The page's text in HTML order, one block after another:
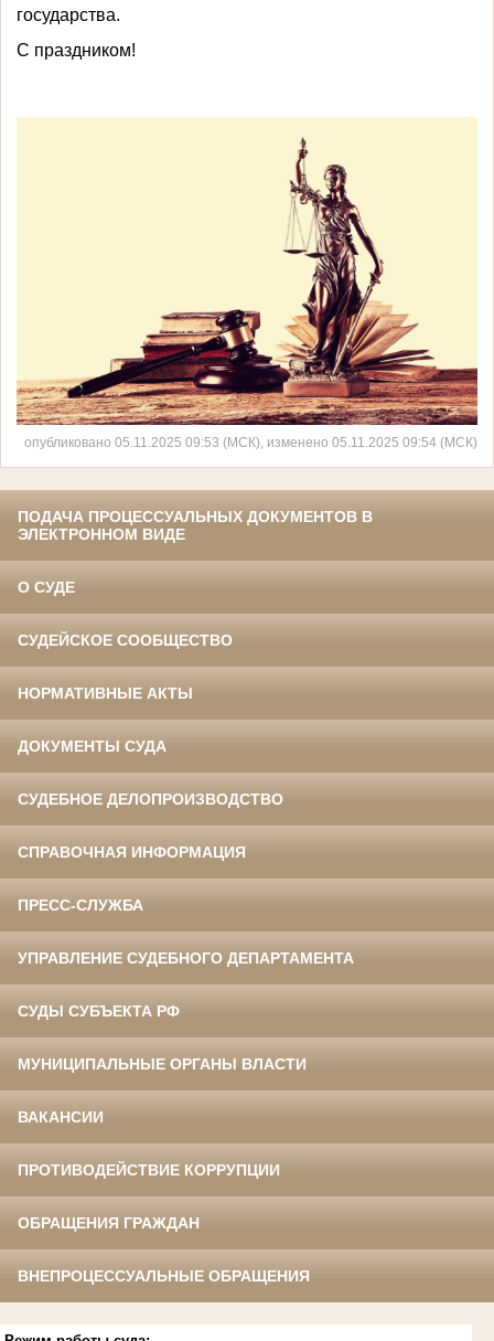
государства.
С праздником!
опубликовано 05.11.2025 09:53 (МСК), изменено 05.11.2025 09:54 (МСК)
ПОДАЧА ПРОЦЕССУАЛЬНЫХ ДОКУМЕНТОВ В
ЭЛЕКТРОННОМ ВИДЕ
О СУДЕ
СУДЕЙСКОЕ СООБЩЕСТВО
НОРМАТИВНЫЕ АКТЫ
ДОКУМЕНТЫ СУДА
СУДЕБНОЕ ДЕЛОПРОИЗВОДСТВО
СПРАВОЧНАЯ ИНФОРМАЦИЯ
ПРЕСС-СЛУЖБА
УПРАВЛЕНИЕ СУДЕБНОГО ДЕПАРТАМЕНТА
СУДЫ СУБЪЕКТА РФ
МУНИЦИПАЛЬНЫЕ ОРГАНЫ ВЛАСТИ
ВАКАНСИИ
ПРОТИВОДЕЙСТВИЕ КОРРУПЦИИ
ОБРАЩЕНИЯ ГРАЖДАН
ВНЕПРОЦЕССУАЛЬНЫЕ ОБРАЩЕНИЯ